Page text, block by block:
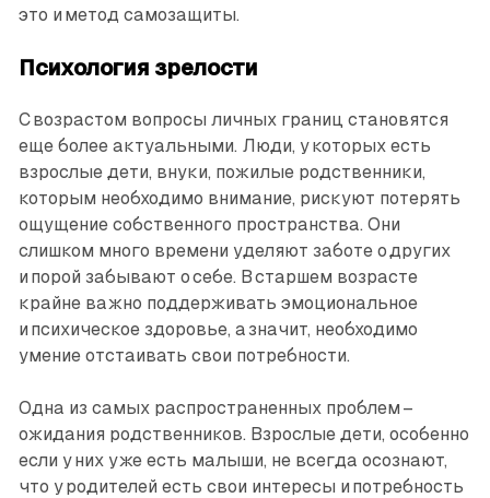
это и метод самозащиты.
Психология зрелости
С возрастом вопросы личных границ становятся
еще более актуальными. Люди, у которых есть
взрослые дети, внуки, пожилые родственники,
которым необходимо внимание, рискуют потерять
ощущение собственного пространства. Они
слишком много времени уделяют заботе о других
и порой забывают о себе. В старшем возрасте
крайне важно поддерживать эмоциональное
и психическое здоровье, а значит, необходимо
умение отстаивать свои потребности.
Одна из самых распространенных проблем –
ожидания родственников. Взрослые дети, особенно
если у них уже есть малыши, не всегда осознают,
что у родителей есть свои интересы и потребность